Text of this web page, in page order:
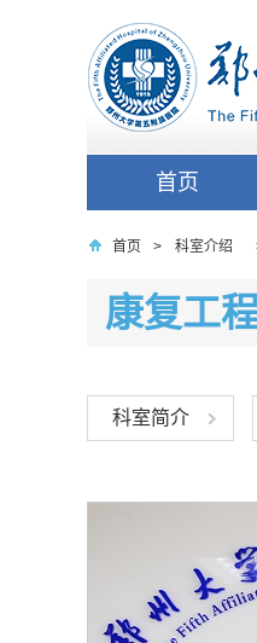
首页
首页 > 科室介绍
康复工
科室简介